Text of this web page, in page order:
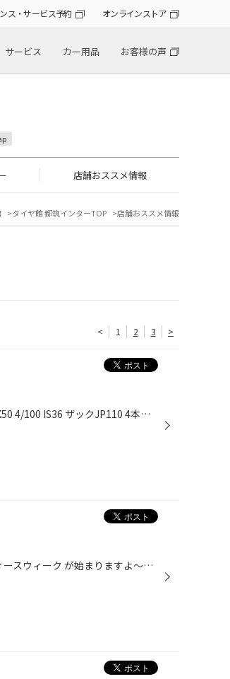
ス・サービス予約 オンラインストア
サービス カー用品 お客様の声
店舗おススメ情報
タイヤ館 都筑インターTOP 店舗おススメ情報
< 1 2 3 >
タイヤ：155/80R13 エコピアNH100C ホイール：13X50 4/100 IS36 ザックJP110 4本のツインスポークのホイールって実は意外に少ないですよね・・・エコピアとのセットで 燃費性能も上がっちゃいますね★ スチールホイールから純正サイズでのタイヤ＆ホイールセット交換なら乗り心地も損ない ませんし...
皆様 こんにちは*ゝω･)ﾉ☆ 明日から毎月恒例の レディースウィーク が始まりますよ～～～(*´Д｀*)ﾉ 女性のお客様が得をする7日間です！ 10月は Ziploc フリーザーバッグ プレゼントです♪ 数に限りがございますのでお早めに・・・！ 皆様のご来店をスタッフ一同、心よりお待ち致しております。